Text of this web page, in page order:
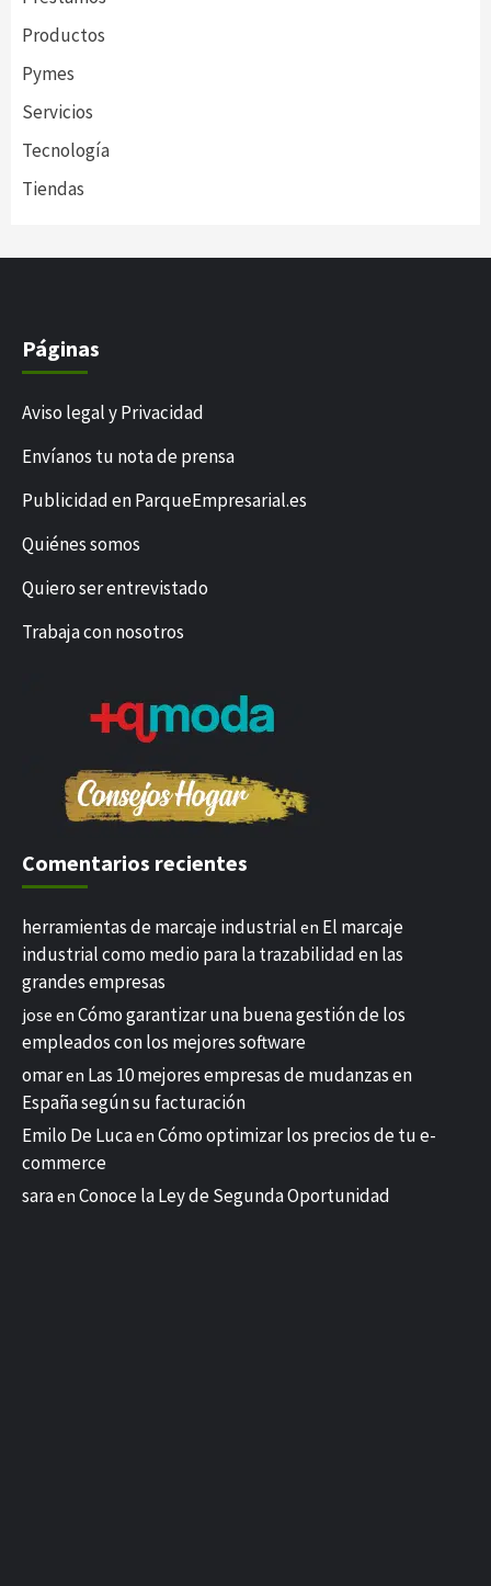
Productos
Pymes
Servicios
Tecnología
Tiendas
Páginas
Aviso legal y Privacidad
Envíanos tu nota de prensa
Publicidad en ParqueEmpresarial.es
Quiénes somos
Quiero ser entrevistado
Trabaja con nosotros
Comentarios recientes
herramientas de marcaje industrial en El marcaje
industrial como medio para la trazabilidad en las
grandes empresas
jose en Cómo garantizar una buena gestión de los
empleados con los mejores software
omaren Las 10 mejores empresas de mudanzas en
España según su facturación
Emilo De Lucaen Cómo optimizar los precios de tu e-
commerce
saraen Conoce la Ley de Segunda Oportunidad